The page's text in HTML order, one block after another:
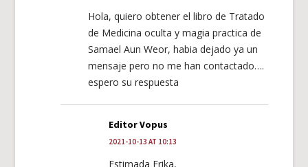
Hola, quiero obtener el libro de Tratado
de Medicina oculta y magia practica de
Samael Aun Weor, habia dejado ya un
mensaje pero no me han contactado….
espero su respuesta
Editor Vopus
2021-10-13 AT 10:13
Estimada Erika,